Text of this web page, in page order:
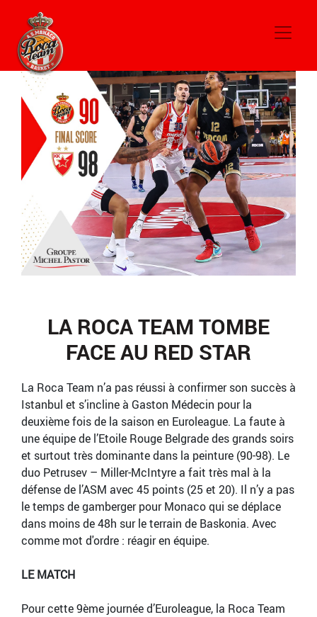
LA ROCA TEAM TOMBE
FACE AU RED STAR
La Roca Team n’a pas réussi à confirmer son succès à
Istanbul et s’incline à Gaston Médecin pour la
deuxième fois de la saison en Euroleague. La faute à
une équipe de l’Etoile Rouge Belgrade des grands soirs
et surtout très dominante dans la peinture (90-98). Le
duo Petrusev – Miller-McIntyre a fait très mal à la
défense de l’ASM avec 45 points (25 et 20). Il n’y a pas
le temps de gamberger pour Monaco qui se déplace
dans moins de 48h sur le terrain de Baskonia. Avec
comme mot d'ordre : réagir en équipe.
LE MATCH
Pour cette 9ème journée d’Euroleague, la Roca Team